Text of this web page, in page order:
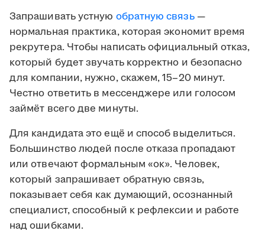
Запрашивать устную обратную связь—
нормальная практика, которая экономит время
рекрутера. Чтобы написать официальный отказ,
который будет звучать корректно и безопасно
для компании, нужно, скажем, 15–20 минут.
Честно ответить в мессенджере или голосом
займёт всего две минуты.
Для кандидата это ещё и способ выделиться.
Большинство людей после отказа пропадают
или отвечают формальным «ок». Человек,
который запрашивает обратную связь,
показывает себя как думающий, осознанный
специалист, способный к рефлексии и работе
над ошибками.